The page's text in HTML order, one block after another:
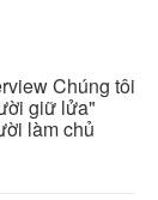
Chúng tôi
giữ lửa"
làm chủ